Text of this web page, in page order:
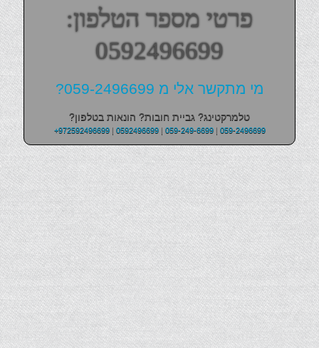
פרטי מספר הטלפון:
0592496699
מי מתקשר אלי מ 059-2496699?
טלמרקטינג? גביית חובות? הונאות בטלפון?
+972592496699| 0592496699| 059-249-6699| 059-2496699